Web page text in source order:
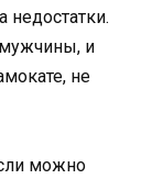
недостатки.
и
не
можно